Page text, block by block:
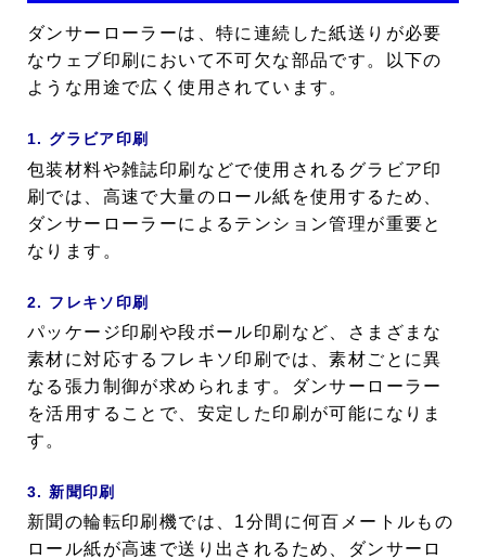
ダンサーローラーは、特に連続した紙送りが必要
なウェブ印刷において不可欠な部品です。以下の
ような用途で広く使用されています。
1. グラビア印刷
包装材料や雑誌印刷などで使用されるグラビア印
刷では、高速で大量のロール紙を使用するため、
ダンサーローラーによるテンション管理が重要と
なります。
2. フレキソ印刷
パッケージ印刷や段ボール印刷など、さまざまな
素材に対応するフレキソ印刷では、素材ごとに異
なる張力制御が求められます。ダンサーローラー
を活用することで、安定した印刷が可能になりま
す。
3. 新聞印刷
新聞の輪転印刷機では、1分間に何百メートルもの
ロール紙が高速で送り出されるため、ダンサーロ